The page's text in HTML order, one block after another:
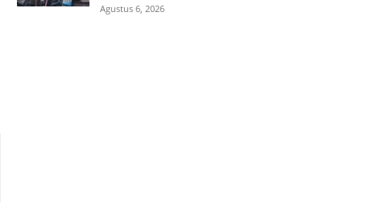
Agustus 6, 2026